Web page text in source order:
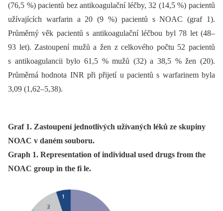
(76,5 %) pacientů bez antikoagulační léčby, 32 (14,5 %) pacientů
užívajících warfarin a 20 (9 %) pacientů s NOAC (graf 1).
Průměrný věk pacientů s antikoagulační léčbou byl 78 let (48–
93 let). Zastoupení mužů a žen z celkového počtu 52 pacientů
s antikoagulancii bylo 61,5 % mužů (32) a 38,5 % žen (20).
Průměrná hodnota INR při přijetí u pacientů s warfarinem byla
3,09 (1,62–5,38).
Graf 1. Zastoupení jednotlivých užívaných léků ze skupiny
NOAC v daném souboru.
Graph 1. Representation of individual used drugs from the
NOAC group in the fi le.